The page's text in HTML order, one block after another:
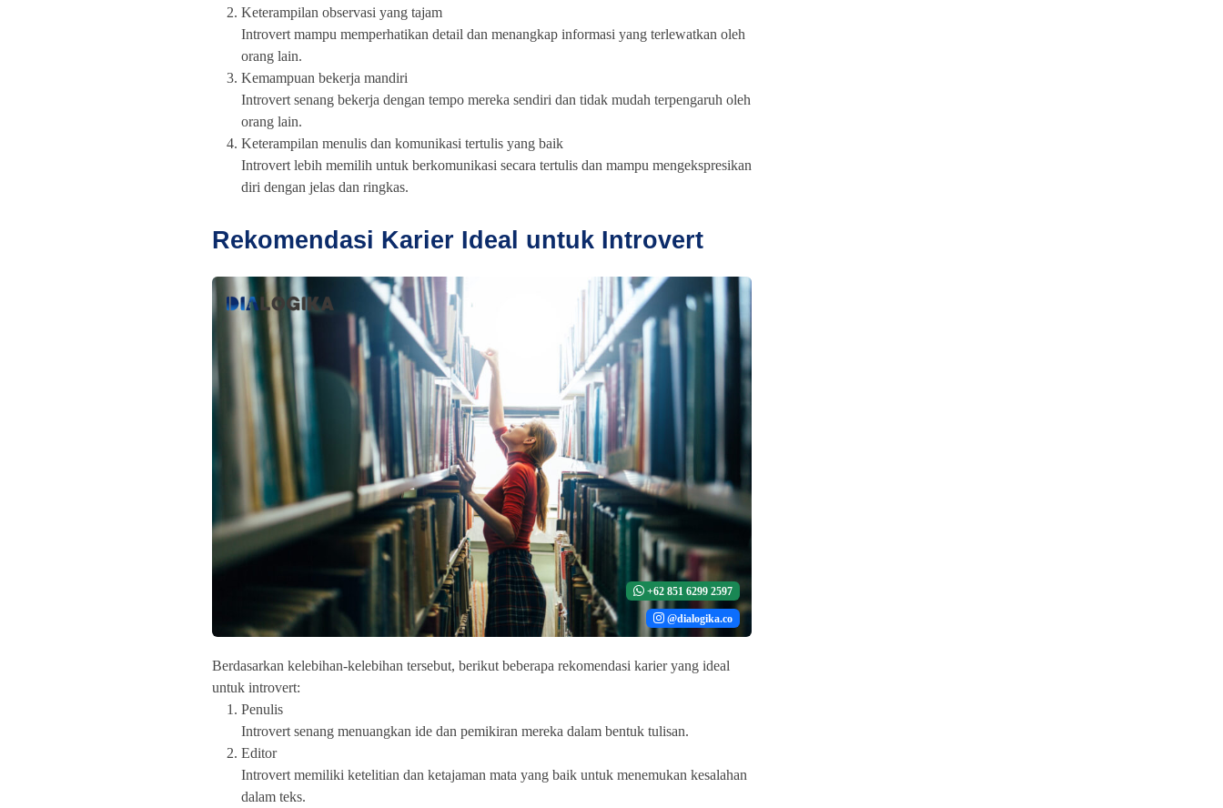
Keterampilan observasi yang tajam
Introvert mampu memperhatikan detail dan menangkap informasi yang terlewatkan oleh
orang lain.
Kemampuan bekerja mandiri
Introvert senang bekerja dengan tempo mereka sendiri dan tidak mudah terpengaruh oleh
orang lain.
Keterampilan menulis dan komunikasi tertulis yang baik
Introvert lebih memilih untuk berkomunikasi secara tertulis dan mampu mengekspresikan
diri dengan jelas dan ringkas.
Rekomendasi Karier Ideal untuk Introvert
+62 851 6299 2597
@dialogika.co
Berdasarkan kelebihan-kelebihan tersebut, berikut beberapa rekomendasi karier yang ideal
untuk introvert:
Penulis
Introvert senang menuangkan ide dan pemikiran mereka dalam bentuk tulisan.
Editor
Introvert memiliki ketelitian dan ketajaman mata yang baik untuk menemukan kesalahan
dalam teks.